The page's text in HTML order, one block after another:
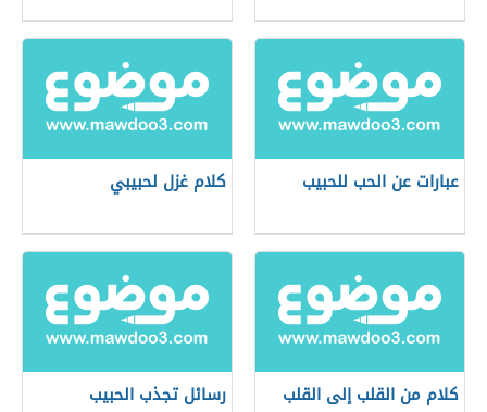
عبارات عن الحب للحبيب كلام غزل لحبيبي
كلام من القلب إلى القلب
رسائل تجذب الحبيب